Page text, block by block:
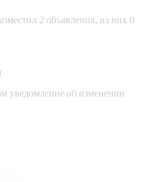
2 объявления, из них 0
уведомление об изменении